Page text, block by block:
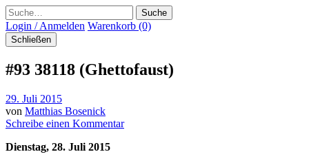
Suche
Login / Anmelden Warenkorb (0)
Schließen
#93 38118 (Ghettofaust)
29. Juli 2015
von Matthias Bosenick
Schreibe einen Kommentar
Dienstag, 28. Juli 2015